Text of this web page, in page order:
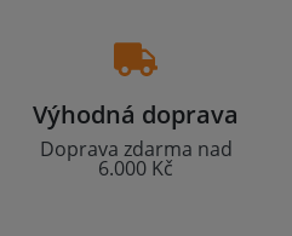
Výhodná doprava
Doprava zdarma nad
6.000 Kč